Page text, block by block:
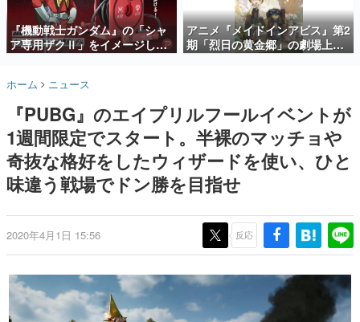
殿堂入り記事
SNS拡散数が数千以上！ ページビュー数万以上！ などな
ど。多くの人々に読まれた、電ファミ渾身の“殿堂入り”記
事をまとめました。
名作ゲームクリエイターの方々に製作時のエピソードをお
きます。
赫本
この物語を解いてはいけない。『赫本』は、〈試験問題〉
の形をした短編ホラー小説集です。
これからのデジタルゲーム市場を担う若きクリエイター達
の姿を追い、彼らのルーツと情熱を探っていきます。
ゲームに多大な影響を受けた作家さんに取材し、ゲームが
日本のコンテンツ産業やカルチャーに与えた影響を探る企
画です。
『機動戦士ガンダム』の「シャ
ア専用ザクⅡ」をイメージした
散水ホースリールが予約開始。
ークやジオン公国軍のエンブレ
アニメ『メイドインアビス』第2
期「烈日の黄金郷」の劇場上映
が決定！レグ役・伊瀬茉莉也さ
ホーム ニュース
『PUBG』のエイプリルフールイベントが
1週間限定でスタート。半裸のマッチョや
奇抜な格好をしたウィザードを使い、ひと
味違う戦場でドン勝を目指せ
2020年4月1日 15:56 反応